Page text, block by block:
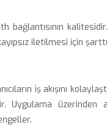
bağlantısının
iletilmesi için
iş akışını
üzerinden